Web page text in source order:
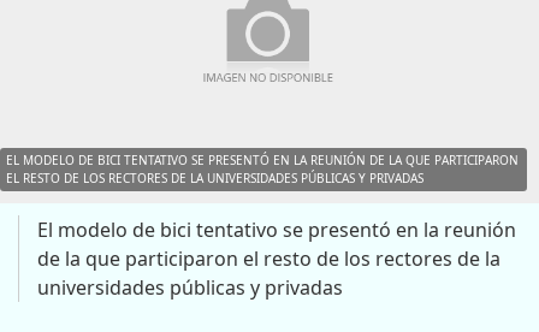
EL MODELO DE BICI TENTATIVO SE PRESENTÓ EN LA REUNIÓN DE LA QUE PARTICIPARON
EL RESTO DE LOS RECTORES DE LA UNIVERSIDADES PÚBLICAS Y PRIVADAS
El modelo de bici tentativo se presentó en la reunión
de la que participaron el resto de los rectores de la
universidades públicas y privadas